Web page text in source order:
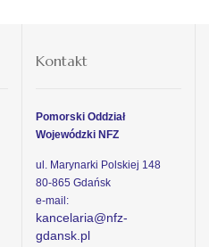
Kontakt
Pomorski Oddział
Wojewódzki NFZ
ul. Marynarki Polskiej 148
80-865 Gdańsk
e-mail:
kancelaria@nfz-
gdansk.pl